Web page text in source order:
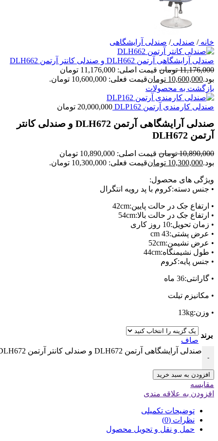
خانه/ صندلی/ صندلی آرایشگاهی
صندلی آرایشگاهی آرتمن DLH662 و صندلی کانتر آرتمن DLH662
11,176,000 تومان
قیمت اصلی: 11,176,000 تومان
بود.10,600,000 تومانقیمت فعلی: 10,600,000 تومان.
بازگشت به محصولات
صندلی کارمندی آرتمن DLP162 20,000,000 تومان
صندلی آرایشگاهی آرتمن DLH672 و صندلی کانتر
آرتمن DLH672
10,890,000 تومان
قیمت اصلی: 10,890,000 تومان
بود.10,300,000 تومانقیمت فعلی: 10,300,000 تومان.
ویژگی های محصول:
• جنس دسته:کروم با پد رویه انتگرال
• ارتفاع جک در حالت پایین:42cm
• ارتفاع جک در حالت بالا:54cm
• زمان تحویل:10 روز کاری
• عرض پشتی:43 cm
• عرض نشیمن:52cm
• طول نشیمنگاه:44cm
• جنس پایه:کروم
• گارانتی:36 ماه
• مکانیزم تیلت
• وزن:13kg
برند
صاف
-
صندلی آرایشگاهی آرتمن DLH672 و صندلی کانتر آرتمن DLH672 عدد
افزودن به سبد خرید
مقایسه
افزودن به علاقه مندی
توضیحات تکمیلی
نظرات (0)
حمل و نقل و تحویل محصول